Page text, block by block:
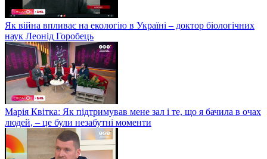
Як війна впливає на екологію в Україні – доктор біологічних
наук Леонід Горобець
Марія Квітка: Як підтримував мене зал і те, що я бачила в очах
людей, – це були незабутні моменти